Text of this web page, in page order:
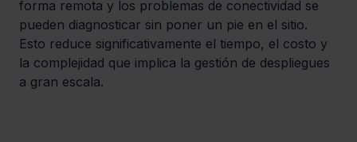
forma remota y los problemas de conectividad se
pueden diagnosticar sin poner un pie en el sitio.
Esto reduce significativamente el tiempo, el costo y
la complejidad que implica la gestión de despliegues
a gran escala.